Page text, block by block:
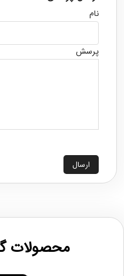
نام
پرسش
ارسال
محصولات